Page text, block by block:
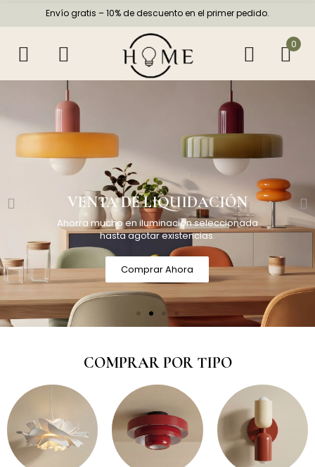
Envío gratis – 10% de descuento en el primer pedido.
0
VENTA DE LIQUIDACIÓN
Ahorra mucho en iluminación seleccionada
hasta agotar existencias.
Comprar Ahora
COMPRAR POR TIPO